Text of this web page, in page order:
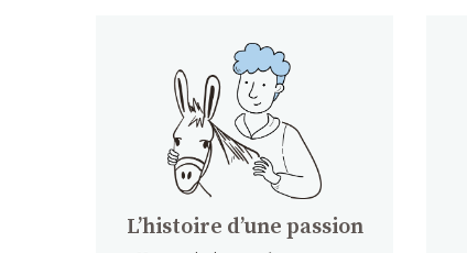
Lʼhistoire dʼune passion